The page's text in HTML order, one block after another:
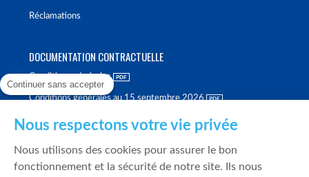
Réclamations
DOCUMENTATION CONTRACTUELLE
Conditions générales
Conditions générales au 15 septembre 2026
Politique de meilleure sélection
Continuer sans accepter
Nous respectons votre vie privée
Nous utilisons des cookies pour assurer le bon
fonctionnement et la sécurité de notre site. Ils nous